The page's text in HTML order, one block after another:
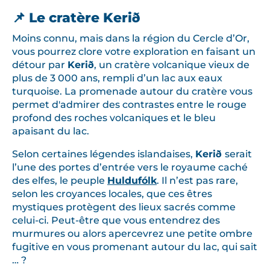
📌 Le cratère Kerið
Moins connu, mais dans la région du Cercle d’Or,
vous pourrez clore votre exploration en faisant un
détour par Kerið, un cratère volcanique vieux de
plus de 3 000 ans, rempli d’un lac aux eaux
turquoise. La promenade autour du cratère vous
permet d'admirer des contrastes entre le rouge
profond des roches volcaniques et le bleu
apaisant du lac.
Selon certaines légendes islandaises, Kerið serait
l’une des portes d’entrée vers le royaume caché
des elfes, le peuple Huldufólk. Il n’est pas rare,
selon les croyances locales, que ces êtres
mystiques protègent des lieux sacrés comme
celui-ci. Peut-être que vous entendrez des
murmures ou alors apercevrez une petite ombre
fugitive en vous promenant autour du lac, qui sait
… ?